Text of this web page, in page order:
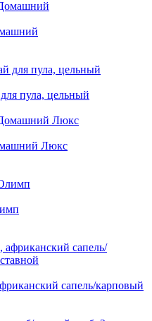
пула, цельный
Люкс
сапель/карповый